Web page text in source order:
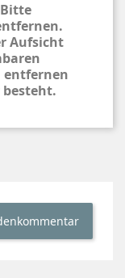
Aufsicht
entfernen